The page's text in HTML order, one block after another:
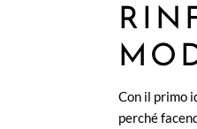
Con il primo
perché